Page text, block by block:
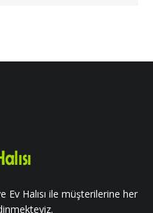
Ev Halısı ile müşterilerine her